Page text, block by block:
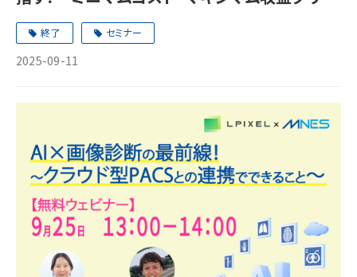
ックの創り方～
終了 セミナー
2025-09-11